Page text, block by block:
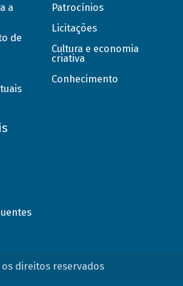
a
de
Patrocínios
Licitações
Cultura e economia
criativa
Conhecimento
os direitos reservados